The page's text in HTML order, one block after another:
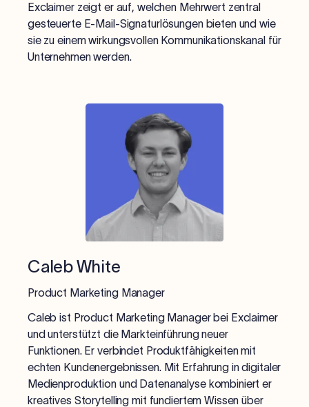
Exclaimer zeigt er auf, welchen Mehrwert zentral
gesteuerte E-Mail-Signaturlösungen bieten und wie
sie zu einem wirkungsvollen Kommunikationskanal für
Unternehmen werden.
Caleb White
Product Marketing Manager
Caleb ist Product Marketing Manager bei Exclaimer
und unterstützt die Markteinführung neuer
Funktionen. Er verbindet Produktfähigkeiten mit
echten Kundenergebnissen. Mit Erfahrung in digitaler
Medienproduktion und Datenanalyse kombiniert er
kreatives Storytelling mit fundiertem Wissen über